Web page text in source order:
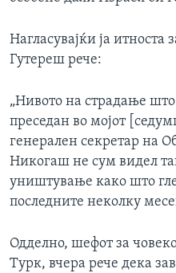
Нагласувајќи ја итноста
Гутереш рече:
„Нивото на страдање што
преседан во мојот
генерален секретар на
Никогаш не сум видел
уништување како што
последните неколку
Одделно, шефот за
Турк, вчера рече дека